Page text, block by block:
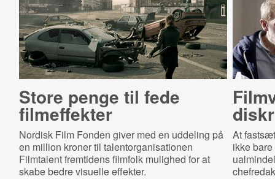
Store penge til fede
filmeffekter
Nordisk Film Fonden giver med en uddeling på
en million kroner til talentorganisationen
Filmtalent fremtidens filmfolk mulighed for at
skabe bedre visuelle effekter.
At
ikke